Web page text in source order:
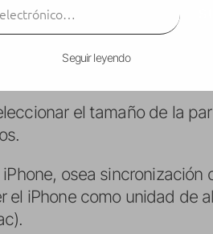
(así que usadla con
por el ordenador como
el tamaño de la
osea sincronización
el iPhone como unidad de
Seguir leyendo